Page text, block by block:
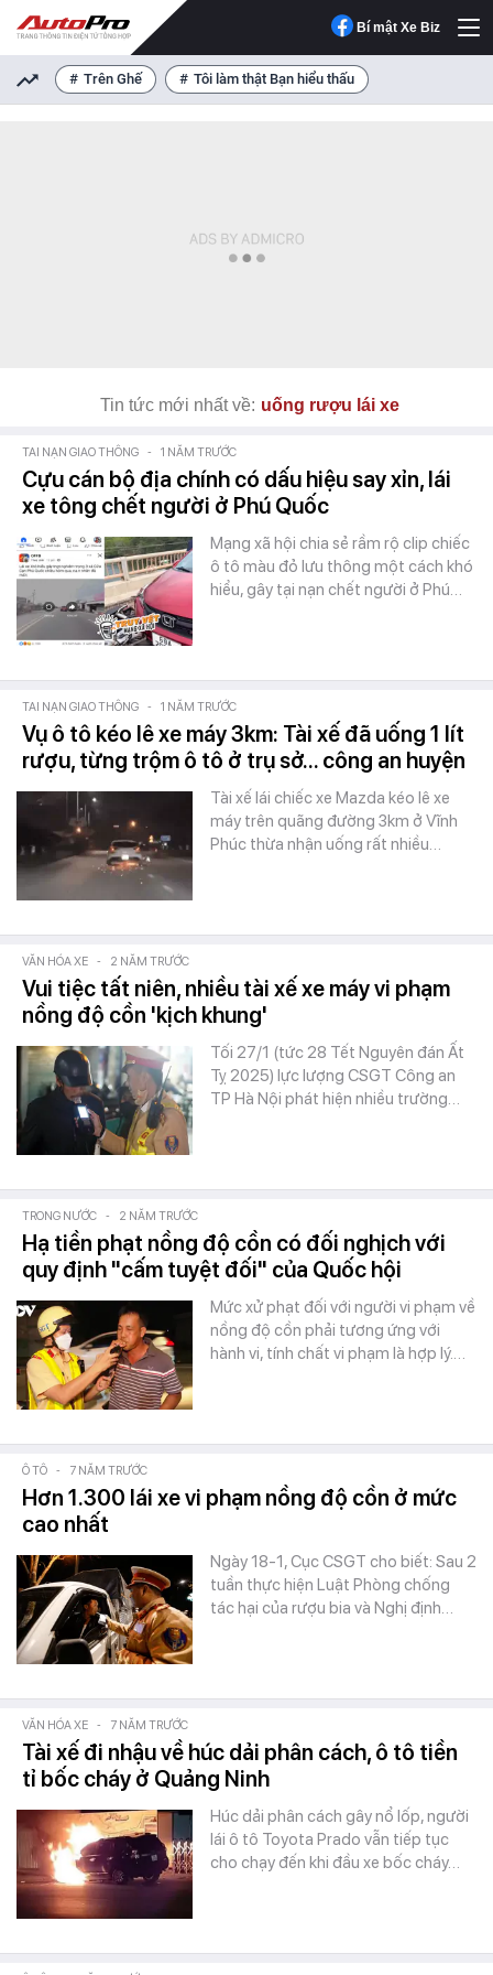
Bí mật Xe Biz
Trên Ghế Tôi làm thật Bạn hiểu thấu
Tin tức mới nhất về: uống rượu lái xe
TAI NẠN GIAO THÔNG - 1 NĂM TRƯỚC
Cựu cán bộ địa chính có dấu hiệu say xỉn, lái
xe tông chết người ở Phú Quốc
Mạng xã hội chia sẻ rầm rộ clip chiếc
ô tô màu đỏ lưu thông một cách khó
hiểu, gây tại nạn chết người ở Phú…
TAI NẠN GIAO THÔNG - 1 NĂM TRƯỚC
Vụ ô tô kéo lê xe máy 3km: Tài xế đã uống 1 lít
rượu, từng trộm ô tô ở trụ sở... công an huyện
Tài xế lái chiếc xe Mazda kéo lê xe
máy trên quãng đường 3km ở Vĩnh
Phúc thừa nhận uống rất nhiều…
VĂN HÓA XE - 2 NĂM TRƯỚC
Vui tiệc tất niên, nhiều tài xế xe máy vi phạm
nồng độ cồn 'kịch khung'
Tối 27/1 (tức 28 Tết Nguyên đán Ất
Tỵ 2025) lực lượng CSGT Công an
TP Hà Nội phát hiện nhiều trường…
TRONG NƯỚC - 2 NĂM TRƯỚC
Hạ tiền phạt nồng độ cồn có đối nghịch với
quy định "cấm tuyệt đối" của Quốc hội
Mức xử phạt đối với người vi phạm về
nồng độ cồn phải tương ứng với
hành vi, tính chất vi phạm là hợp lý.…
Ô TÔ - 7 NĂM TRƯỚC
Hơn 1.300 lái xe vi phạm nồng độ cồn ở mức
cao nhất
Ngày 18-1, Cục CSGT cho biết: Sau 2
tuần thực hiện Luật Phòng chống
tác hại của rượu bia và Nghị định…
VĂN HÓA XE - 7 NĂM TRƯỚC
Tài xế đi nhậu về húc dải phân cách, ô tô tiền
tỉ bốc cháy ở Quảng Ninh
Húc dải phân cách gây nổ lốp, người
lái ô tô Toyota Prado vẫn tiếp tục
cho chạy đến khi đầu xe bốc cháy…